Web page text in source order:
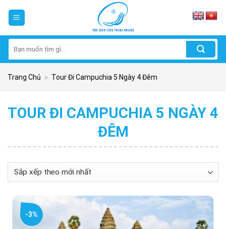
kiếm:
Trang Chủ » Tour Đi Campuchia 5 Ngày 4 Đêm
TOUR ĐI CAMPUCHIA 5 NGÀY 4
ĐÊM
-3%